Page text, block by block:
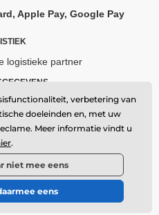
Apple Pay, Google Pay
logistieke partner
s.r.o.
Píšť, Czech Republic
verbinding
gemaakt door
verbetering van
doeleinden en, met uw
Meer informatie vindt u
.
niet mee eens
eens